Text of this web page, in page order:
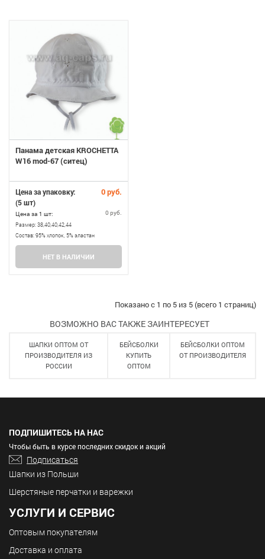
Панама детская KROCHETTA
W16 mod-67 (ситец)
Цена за упаковку: 0 руб.
(5 шт)
Цена за 1 шт: 0 руб.
Размер:38,40,40,42,44
Состав:95% хлопок, 5% эластан
НЕТ В НАЛИЧИИ
Показано с 1 по 5 из 5 (всего 1 страниц)
ВОЗМОЖНО ВАС ТАКЖЕ ЗАИНТЕРЕСУЕТ
ШАПКИ ОПТОМ ОТ
ПРОИЗВОДИТЕЛЯ ИЗ
РОССИИ
БЕЙСБОЛКИ
КУПИТЬ
ОПТОМ
БЕЙСБОЛКИ ОПТОМ
ОТ ПРОИЗВОДИТЕЛЯ
ПОДПИШИТЕСЬ НА НАС
Чтобы быть в курсе последних скидок и акций
Подписаться
Шапки из Польши
Шерстяные перчатки и варежки
УСЛУГИ И СЕРВИС
Оптовым покупателям
Доставка и оплата